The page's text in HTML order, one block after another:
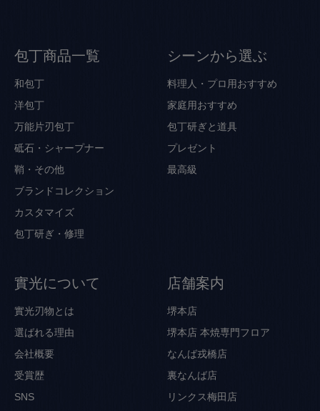
包丁商品一覧
和包丁
洋包丁
万能片刃包丁
砥石・シャープナー
鞘・その他
ブランドコレクション
カスタマイズ
包丁研ぎ・修理
シーンから選ぶ
料理人・プロ用おすすめ
家庭用おすすめ
包丁研ぎと道具
プレゼント
最高級
實光について
實光刃物とは
選ばれる理由
会社概要
受賞歴
SNS
店舗案内
堺本店
堺本店 本焼専門フロア
なんば戎橋店
裏なんば店
リンクス梅田店